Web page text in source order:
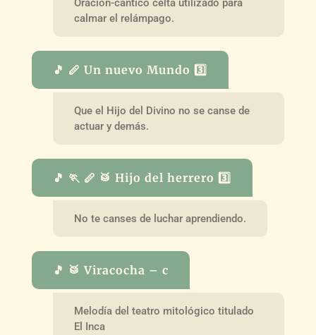
Oración-cántico celta utilizado para
calmar el relámpago.
🎵 🪈 Un nuevo Mundo 3️⃣
Que el Hijo del Divino no se canse de
actuar y demás.
🎵 🏃 🪈 🥁 Hijo del herrero 3️⃣
No te canses de luchar aprendiendo.
🎵 🥁 Viracocha – c
Melodía del teatro mitológico titulado
El Inca